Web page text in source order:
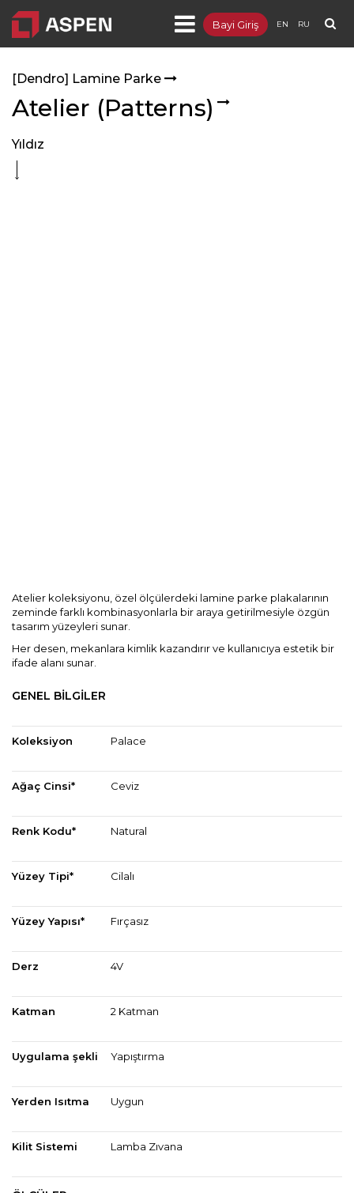
EN RU
Bayi Giriş
[Dendro] Lamine Parke
Atelier (Patterns)
Yıldız
Atelier koleksiyonu, özel ölçülerdeki lamine parke plakalarının
zeminde farklı kombinasyonlarla bir araya getirilmesiyle özgün
tasarım yüzeyleri sunar.
Her desen, mekanlara kimlik kazandırır ve kullanıcıya estetik bir
ifade alanı sunar.
GENEL BİLGİLER
Koleksiyon Palace
Ağaç Cinsi* Ceviz
Renk Kodu* Natural
Yüzey Tipi* Cilalı
Yüzey Yapısı* Fırçasız
Derz 4V
Katman 2 Katman
Uygulama şekli Yapıştırma
Yerden Isıtma Uygun
Kilit Sistemi Lamba Zıvana